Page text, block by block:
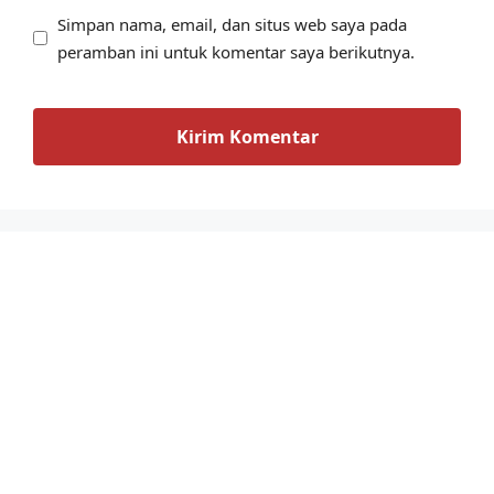
Simpan nama, email, dan situs web saya pada
peramban ini untuk komentar saya berikutnya.